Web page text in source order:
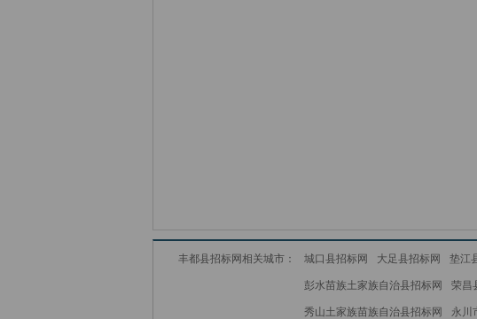
丰都县招标网相关城市： 城口县招标网 大足县招标网 垫江
彭水苗族土家族自治县招标网 荣昌
秀山土家族苗族自治县招标网 永川